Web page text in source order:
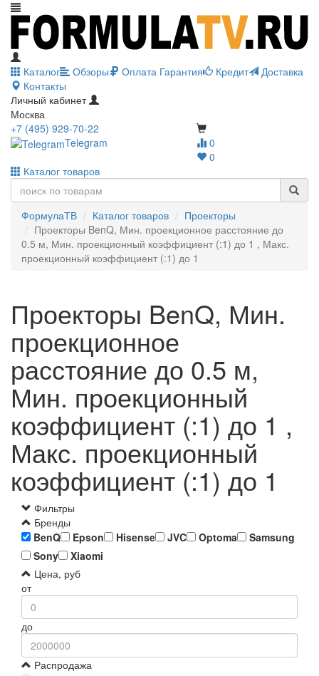
Каталог Обзоры Оплата Гарантия Кредит
Доставка
Контакты
Личный кабинет
Москва
0
0
+7 (495) 929-70-22
Telegram
Каталог товаров
ФормулаТВ Каталог товаров
Проекторы
Проекторы BenQ, Мин. проекционное расстояние до
0.5 м, Мин. проекционный коэффициент (:1) до 1 , Макс.
проекционный коэффициент (:1) до 1
Проекторы BenQ, Мин.
проекционное
расстояние до 0.5 м,
Мин. проекционный
коэффициент (:1) до 1 ,
Макс. проекционный
коэффициент (:1) до 1
Фильтры
Бренды
BenQ
Epson Hisense JVC Optoma
Samsung
Sony
Xiaomi
Цена, руб
от
до
Распродажа